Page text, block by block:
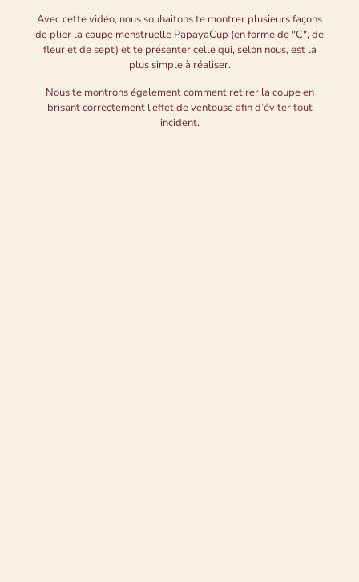
Avec cette vidéo, nous souhaitons te montrer plusieurs façons
de plier la coupe menstruelle PapayaCup (en forme de "C", de
fleur et de sept) et te présenter celle qui, selon nous, est la
plus simple à réaliser.
Nous te montrons également comment retirer la coupe en
brisant correctement l’effet de ventouse afin d’éviter tout
incident.